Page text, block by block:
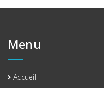
Menu
Accueil